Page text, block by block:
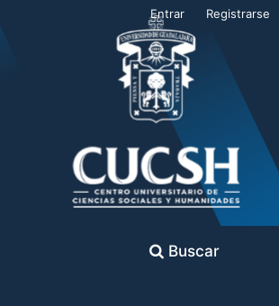
Buscar
Entrar Registrarse